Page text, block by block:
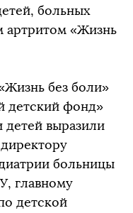
больных
«Жизнь
без боли»
фонд»
детей выразили
больницы
главному
детской